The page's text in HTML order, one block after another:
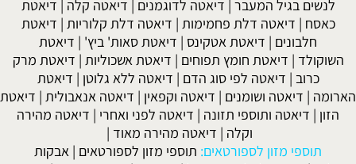
לנשים בגיל המעבר | דיאטה לדוגמנים | דיאטה קלה | דיאטת
כאסח | דיאטה דלת פחמימות | דיאטה דלת קלוריות | דיאטת
חלבונים | דיאטת אטקינס | דיאטת סאות' ביץ' | דיאטת
השוקולד | דיאטת חומץ תפוחים | דיאטת אשכוליות | דיאטת מרק
כרוב | דיאטה לפי סוג הדם | דיאטה ללא גלוטן | דיאטת
הארומה | דיאטה ושומנים | דיאטה וקפאין | דיאטה אנאבולית | דיאטת
הזון | דיאטה ותוספי תזונה | דיאטה לפני ואחרי | דיאטה מהירה
וקלה | דיאטה מהירה מאוד |
תוספי מזון לספורטאים: תוספי מזון לספורטאים | אבקות